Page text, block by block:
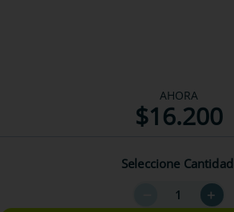
AHORA
$16.200
Seleccione Cantidad
＋